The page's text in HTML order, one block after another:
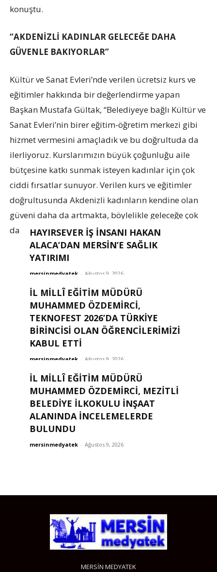
konuştu.
“AKDENİZLİ KADINLAR GELECEĞE DAHA
GÜVENLE BAKIYORLAR”
Kültür ve Sanat Evleri’nde verilen ücretsiz kurs ve
eğitimler hakkında bir değerlendirme yapan
Başkan Mustafa Gültak, “Belediyeye bağlı Kültür ve
Sanat Evleri’nin birer eğitim-öğretim merkezi gibi
hizmet vermesini amaçladık ve bu doğrultuda da
ilerliyoruz. Kurslarımızın büyük çoğunluğu aile
bütçesine katkı sunmak isteyen kadınlar için çok
ciddi fırsatlar sunuyor. Verilen kurs ve eğitimler
doğrultusunda Akdenizli kadınların kendine olan
güveni daha da artmakta, böylelikle geleceğe çok
daha güvenle bakabilmektedir” dedi.
HAYIRSEVER İŞ İNSANI HAKAN
ALACA’DAN MERSİN’E SAĞLIK
YATIRIMI
mersinmedyatek - Ağustos 9, 2026
TÜRKIYE-IRAK EKONOMIK İŞ BIRLIĞI
MASAYA YATIRILDI
mersinmedyatek - Ağustos 9, 2026
İL MİLLÎ EĞİTİM MÜDÜRÜ
MUHAMMED ÖZDEMİRCİ,
TEKNOFEST 2026’DA TÜRKİYE
BİRİNCİSİ OLAN ÖĞRENCİLERİMİZİ
KABUL ETTİ
mersinmedyatek - Ağustos 9, 2026
BUGÜNÜN HAZIRLIĞI YARININ
GÜÇLÜ TÜRKİYE’Sİ İÇİN
mersinmedyatek Ağustos 9, 2026
İL MİLLÎ EĞİTİM MÜDÜRÜ
MUHAMMED ÖZDEMİRCİ, MEZİTLİ
BELEDİYE İLKOKULU İNŞAAT
ALANINDA İNCELEMELERDE
BULUNDU
mersinmedyatek - Ağustos 9, 2026
MERSİN MEDYATEK